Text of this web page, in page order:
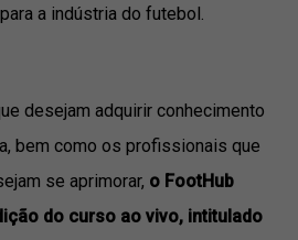
a indústria do futebol.
desejam adquirir conhecimento
bem como os profissionais que
se aprimorar, o FootHub
do curso ao vivo, intitulado